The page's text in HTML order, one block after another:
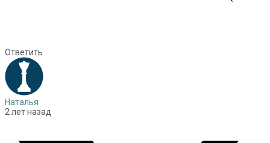
Ответить
Наталья
2 лет назад